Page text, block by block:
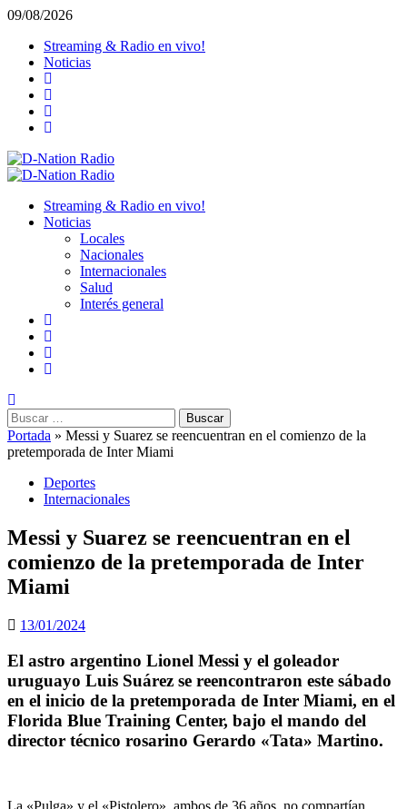
Saltar
contenido
09/08/2026
Streaming & Radio en vivo!
Noticias
Menú
Streaming & Radio en vivo!
Noticias
Locales
Nacionales
Internacionales
Salud
Interés general
Buscar:
Portada » Messi y Suarez se reencuentran en el comienzo de la
pretemporada de Inter Miami
Deportes
Internacionales
Messi y Suarez se reencuentran en el
comienzo de la pretemporada de Inter
Miami
13/01/2024
El astro argentino Lionel Messi y el goleador
uruguayo Luis Suárez se reencontraron este sábado
en el inicio de la pretemporada de Inter Miami, en el
Florida Blue Training Center, bajo el mando del
director técnico rosarino Gerardo «Tata» Martino.